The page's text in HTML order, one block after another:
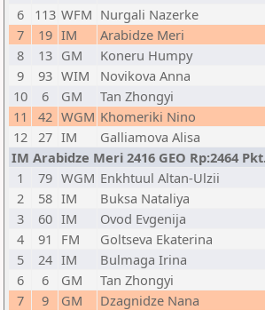
6
113 WFM Nurgali Nazerke
7
19 IM Arabidze Meri
8
13 GM Koneru Humpy
9
93 WIM Novikova Anna
10
6 GM Tan Zhongyi
11
42 WGM Khomeriki Nino
12 27 IM Galliamova Alisa
IM Arabidze Meri 2416 GEO Rp:2464
1
79 WGM Enkhtuul Altan-Ulzii
2
58 IM Buksa Nataliya
3
60 IM Ovod Evgenija
4
91 FM Goltseva Ekaterina
5
24 IM Bulmaga Irina
6
6 GM Tan Zhongyi
7
9 GM Dzagnidze Nana